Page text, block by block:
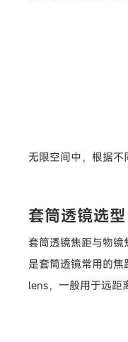
无限空间中，根据
套筒透镜选型
套筒透镜焦距与物
是套筒透镜常用的
lens，一般用于远距